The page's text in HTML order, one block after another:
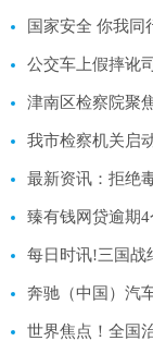
国家安全 你我同
公交车上假摔讹
津南区检察院聚
我市检察机关启
最新资讯：拒绝
臻有钱网贷逾期
每日时讯!三国战
奔驰（中国）汽
世界焦点！全国